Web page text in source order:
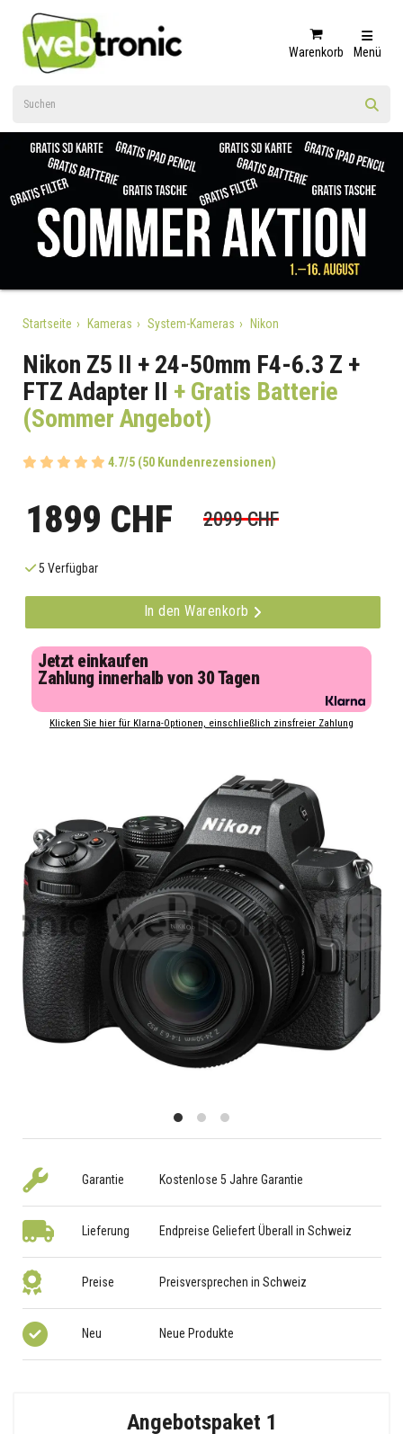
Warenkorb Menü
Startseite Kameras System-Kameras Nikon
Nikon Z5 II + 24-50mm F4-6.3 Z +
FTZ Adapter II + Gratis Batterie
(Sommer Angebot)
4.7/5 (50 Kundenrezensionen)
1899 CHF 2099 CHF
5 Verfügbar
In den Warenkorb
Jetzt einkaufen
Zahlung innerhalb von 30 Tagen
Klicken Sie hier für Klarna-Optionen, einschließlich zinsfreier Zahlung
Garantie Kostenlose 5 Jahre Garantie
Lieferung Endpreise Geliefert Überall in Schweiz
Preise Preisversprechen in Schweiz
Neu Neue Produkte
Angebotspaket 1